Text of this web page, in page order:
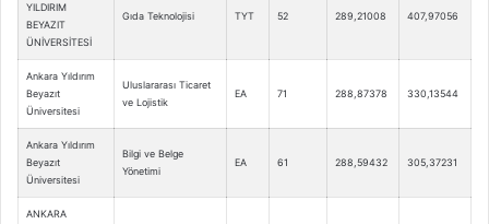
YILDIRIM
BEYAZIT
ÜNİVERSİTESİ
Gıda Teknolojisi TYT 52 289,21008 407,97056
Ankara Yıldırım
Beyazıt
Üniversitesi
Uluslararası Ticaret
ve Lojistik
EA 71 288,87378 330,13544
Ankara Yıldırım
Beyazıt
Üniversitesi
Bilgi ve Belge
Yönetimi
EA 61 288,59432 305,37231
ANKARA